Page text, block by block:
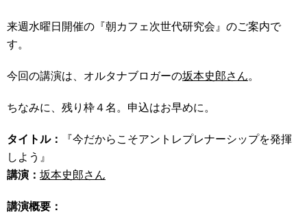
来週水曜日開催の『朝カフェ次世代研究会』のご案内で
す。
今回の講演は、オルタナブロガーの坂本史郎さん。
ちなみに、残り枠４名。申込はお早めに。
タイトル：
『今だからこそアントレプレナーシップを発揮
しよう』
講演： 坂本史郎さん
講演概要：